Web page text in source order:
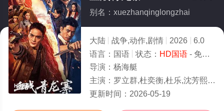
HD国语
别名：xuezhanqinglongzhai
大陆 战争,动作,剧情 2026
6.0
语言： 国语 状态： HD国语- 免费在线播放
导演： 杨海艇
主演： 罗立群,杜奕衡,杜乐,沈芳熙,扬笑,顾问
更新时间： 2026-05-19